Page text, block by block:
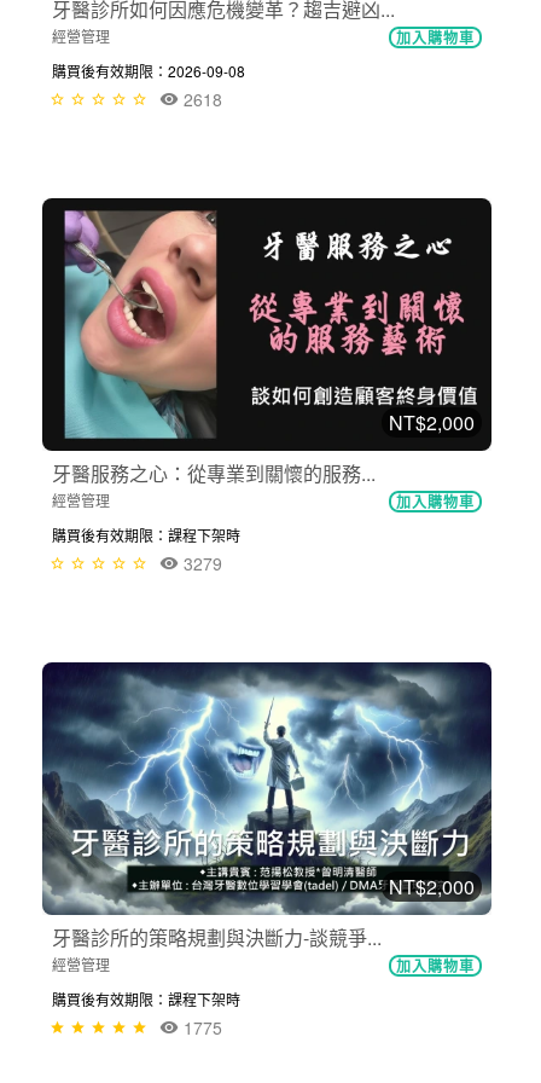
牙醫診所如何因應危機變革？趨吉避凶...
經營管理 加入購物車
購買後有效期限：2026-09-08
2618
NT$2,000
牙醫服務之心：從專業到關懷的服務...
經營管理 加入購物車
購買後有效期限：課程下架時
3279
NT$2,000
牙醫診所的策略規劃與決斷力-談競爭...
經營管理 加入購物車
購買後有效期限：課程下架時
1775